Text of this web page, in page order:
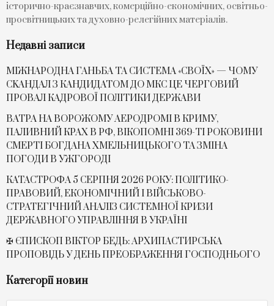
історично-краєзнавчих, комерційно-економічних, освітньо-
просвітницьких та духовно-релегійних матеріалів.
Недавні записи
МІЖНАРОДНА ГАНЬБА ТА СИСТЕМА «СВОЇХ» — ЧОМУ
СKАНДАЛ З КАНДИДАТОМ ДО МКС ЦЕ ЧЕРГОВИЙ
ПРОВАЛ КАДРОВОЇ ПОЛІТИКИ ДЕРЖАВИ
ВАТРА НА ВОРОЖОМУ АЕРОДРОМІ В КРИМУ,
ПАЛИВНИЙ КРАХ В РФ, ВІКОПОМНІ 369-ТІ РОКОВИНИ
СМЕРТІ БОГДАНА ХМЕЛЬНИЦЬКОГО ТА ЗМІНА
ПОГОДИ В УЖГОРОДІ
КАТАСТРОФА 5 СЕРПНЯ 2026 РОКУ: ПОЛІТИКО-
ПРАВОВИЙ, ЕКОНОМІЧНИЙ І ВІЙСЬКОВО-
СТРАТЕГІЧНИЙ АНАЛІЗ СИСТЕМНОЇ КРИЗИ
ДЕРЖАВНОГО УПРАВЛІННЯ В УКРАЇНІ
✠ ЄПИСКОП ВІКТОР БЕДЬ: АРХИПАСТИРСЬКА
ПРОПОВІДЬ У ДЕНЬ ПРЕОБРАЖЕННЯ ГОСПОДНЬОГО
Категорії новин